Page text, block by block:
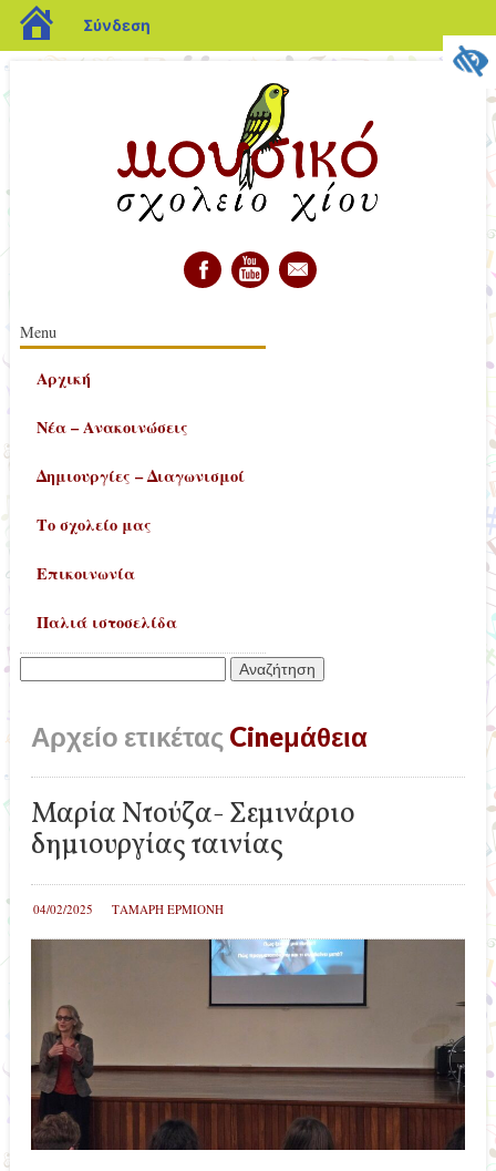
blogs.sch.gr
Σύνδεση
διεύθυνση
Κύριο μενού
Μετάβαση
περιεχόμενο
Menu
Αρχική
Νέα – Ανακοινώσεις
Δημιουργίες – Διαγωνισμοί
Το σχολείο μας
Επικοινωνία
Παλιά ιστοσελίδα
Αναζήτηση
Αρχείο ετικέτας Cineμάθεια
Μαρία Ντούζα- Σεμινάριο
δημιουργίας ταινίας
04/02/2025 ΤΑΜΑΡΗ ΕΡΜΙΟΝΗ